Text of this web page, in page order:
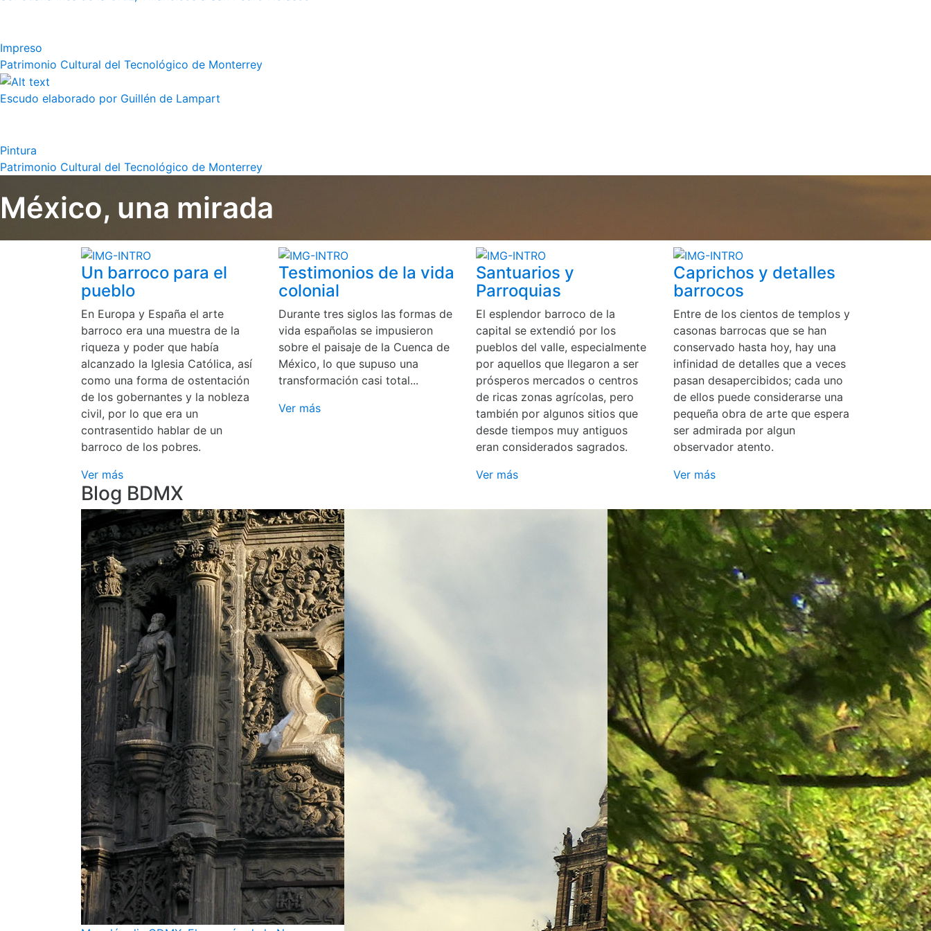
Impreso
Patrimonio Cultural del Tecnológico de Monterrey
Escudo elaborado por Guillén de Lampart
Pintura
Patrimonio Cultural del Tecnológico de Monterrey
México, una mirada
Un barroco para el
pueblo
En Europa y España el arte
barroco era una muestra de la
riqueza y poder que había
alcanzado la Iglesia Católica, así
como una forma de ostentación
de los gobernantes y la nobleza
civil, por lo que era un
contrasentido hablar de un
barroco de los pobres.
Ver más
Testimonios de la vida
colonial
Durante tres siglos las formas de
vida españolas se impusieron
sobre el paisaje de la Cuenca de
México, lo que supuso una
transformación casi total...
Ver más
Santuarios y
Parroquias
El esplendor barroco de la
capital se extendió por los
pueblos del valle, especialmente
por aquellos que llegaron a ser
prósperos mercados o centros
de ricas zonas agrícolas, pero
también por algunos sitios que
desde tiempos muy antiguos
eran considerados sagrados.
Ver más
Caprichos y detalles
barrocos
Entre de los cientos de templos y
casonas barrocas que se han
conservado hasta hoy, hay una
infinidad de detalles que a veces
pasan desapercibidos; cada uno
de ellos puede considerarse una
pequeña obra de arte que espera
ser admirada por algun
observador atento.
Ver más
Blog BDMX